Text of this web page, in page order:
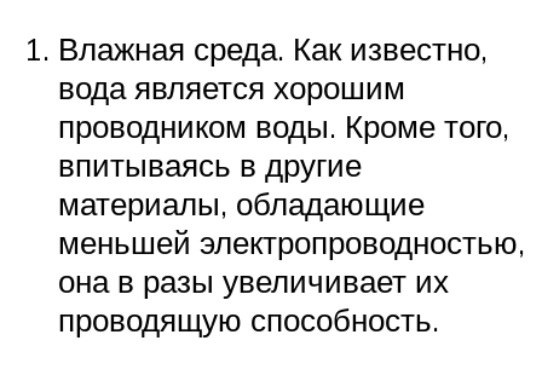
Влажная среда. Как известно,
вода является хорошим
проводником воды. Кроме того,
впитываясь в другие
материалы, обладающие
меньшей электропроводностью,
она в разы увеличивает их
проводящую способность.